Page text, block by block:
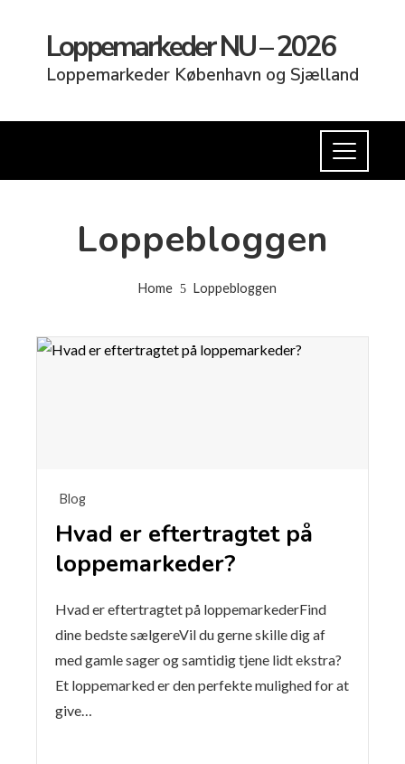
Loppemarkeder NU – 2026
Loppemarkeder København og Sjælland
Loppebloggen
Home Loppebloggen
Blog
Hvad er eftertragtet på
loppemarkeder?
Hvad er eftertragtet på loppemarkederFind
dine bedste sælgereVil du gerne skille dig af
med gamle sager og samtidig tjene lidt ekstra?
Et loppemarked er den perfekte mulighed for at
give…